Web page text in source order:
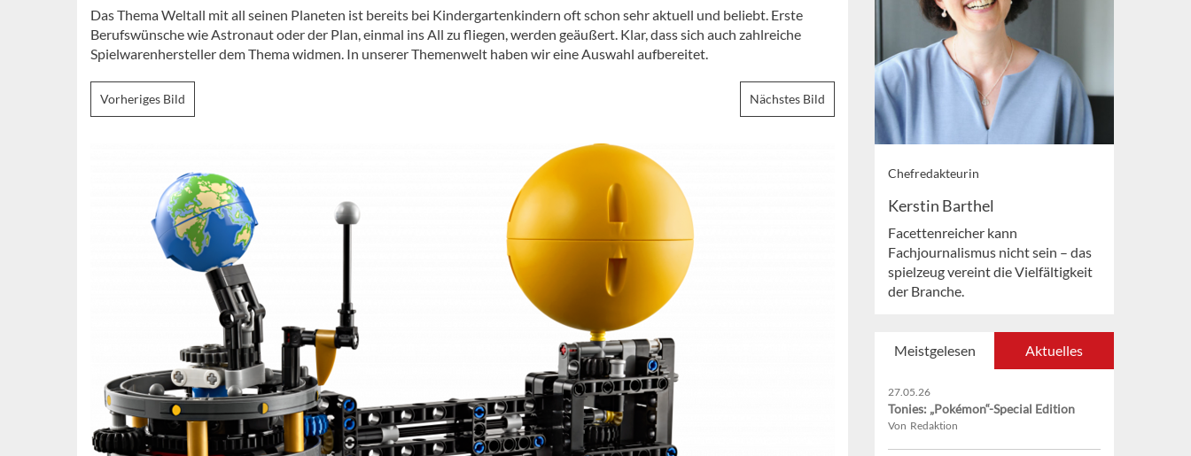
Das Thema Weltall mit all seinen Planeten ist bereits bei Kindergartenkindern oft schon sehr aktuell und beliebt. Erste
Berufswünsche wie Astronaut oder der Plan, einmal ins All zu fliegen, werden geäußert. Klar, dass sich auch zahlreiche
Spielwarenhersteller dem Thema widmen. In unserer Themenwelt haben wir eine Auswahl aufbereitet.
Vorheriges Bild Nächstes Bild
Chefredakteurin
Kerstin Barthel
Facettenreicher kann
Fachjournalismus nicht sein – das
spielzeug vereint die Vielfältigkeit
der Branche.
Meistgelesen Aktuelles
27.05.26
Tonies: „Pokémon“-Special Edition
Von Redaktion